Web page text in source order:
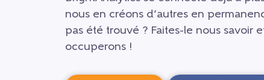
nous en créons d’autres en
pas été trouvé ? Faites-le nous savoir
occuperons !